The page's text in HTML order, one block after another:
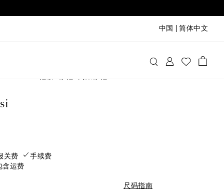
中国 简体中文
关费
手续费
含运费
尺码指南
即将售罄
将售罄